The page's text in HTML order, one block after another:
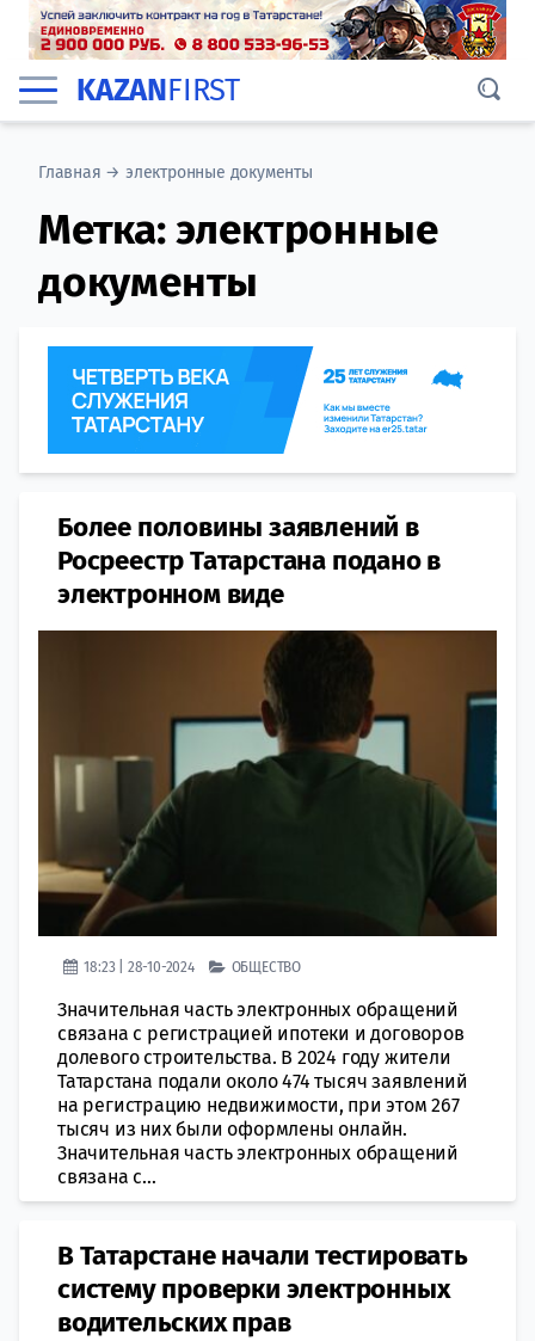
KAZANFIRST
Главная →электронные документы
Метка:электронные
документы
Более половины заявлений в
Росреестр Татарстана подано в
электронном виде
18:23 | 28-10-2024 ОБЩЕСТВО
Значительная часть электронных обращений
связана с регистрацией ипотеки и договоров
долевого строительства. В 2024 году жители
Татарстана подали около 474 тысяч заявлений
на регистрацию недвижимости, при этом 267
тысяч из них были оформлены онлайн.
Значительная часть электронных обращений
связана с...
В Татарстане начали тестировать
систему проверки электронных
водительских прав